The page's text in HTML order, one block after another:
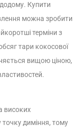
Купити
можна зробити
терміни з
тари кокосової
вищою ціною,
високих
диміння, тому